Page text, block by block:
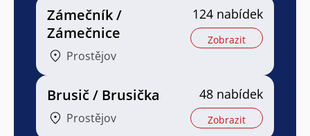
Zámečník /
Zámečnice
Prostějov
124 nabídek
Zobrazit
Brusič / Brusička
Prostějov
48 nabídek
Zobrazit